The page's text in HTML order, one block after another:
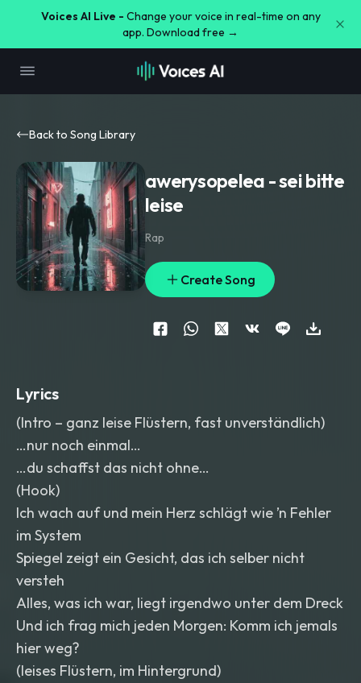
Voices AI Live - Change your voice in real-time on any
app. Download free →
Back to Song Library
awerysopelea - sei bitte
leise
Rap
Create Song
Lyrics
(Intro – ganz leise Flüstern, fast unverständlich)
…nur noch einmal…
…du schaffst das nicht ohne…
(Hook)
Ich wach auf und mein Herz schlägt wie ’n Fehler
im System
Spiegel zeigt ein Gesicht, das ich selber nicht
versteh
Alles, was ich war, liegt irgendwo unter dem Dreck
Und ich frag mich jeden Morgen: Komm ich jemals
hier weg?
(leises Flüstern, im Hintergrund)